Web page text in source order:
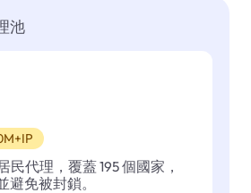
池
民代理，覆蓋 195 個國家，
避免被封鎖。